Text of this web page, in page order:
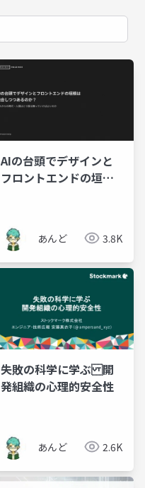
AIの台頭でデザインと
フロントエンドの垣根
あんど 3.8K
失敗の科学に学ぶ 開
発組織の心理的安全性
あんど 2.6K